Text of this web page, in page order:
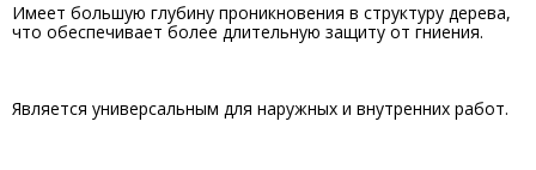
Имеет большую глубину проникновения в структуру дерева,
что обеспечивает более длительную защиту от гниения.
Является универсальным для наружных и внутренних работ.